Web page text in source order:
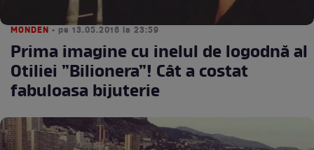
MONDEN • pe 13.05.2016 la 23:59
Prima imagine cu inelul de logodnă al
Otiliei ”Bilionera”! Cât a costat
fabuloasa bijuterie